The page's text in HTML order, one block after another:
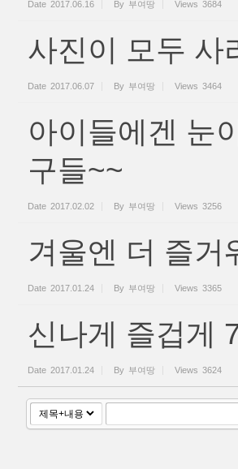
Date 2017.06.16 By 부여땅 Views 3684
사진이 모두 사
Date 2017.06.07 By 부여땅 Views 3464
아이들에겐 눈
구들~~
Date 2017.02.02 By 부여땅 Views 3256
겨울엔 더 즐거
Date 2017.01.24 By 부여땅 Views 3365
신나게 즐겁게
Date 2017.01.24 By 부여땅 Views 3624